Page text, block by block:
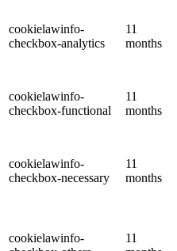
cookielawinfo-
checkbox-analytics
11
months
cookielawinfo-
checkbox-functional
11
months
cookielawinfo-
checkbox-necessary
11
months
cookielawinfo-
11